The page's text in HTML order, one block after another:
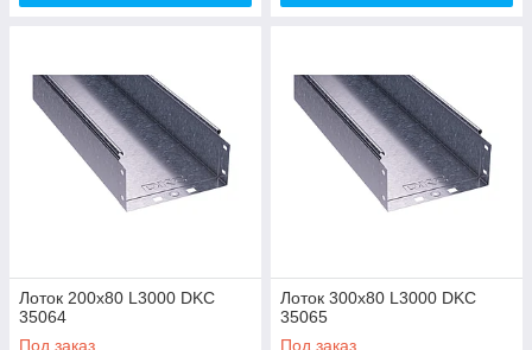
Лоток 200х80 L3000 DKC
35064
Под заказ
Лоток 300х80 L3000 DKC
35065
Под заказ